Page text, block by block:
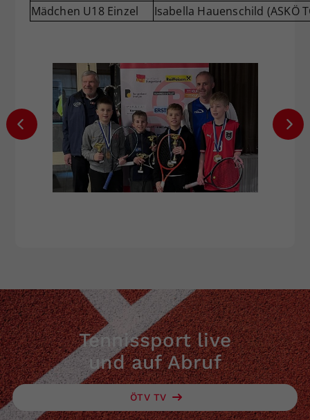
Mädchen U18 Einzel
Isabella Hauenschild (ASKÖ
Tennissport live
und auf Abruf
ÖTV TV